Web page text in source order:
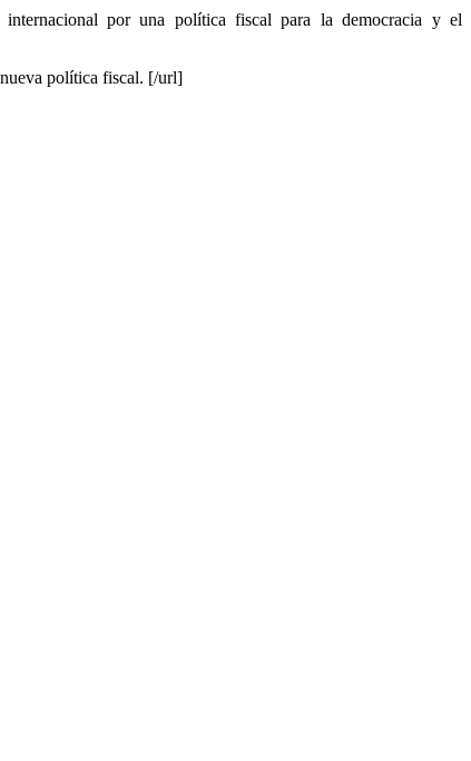
internacional por una política fiscal para la democracia y el
política fiscal. [/url]